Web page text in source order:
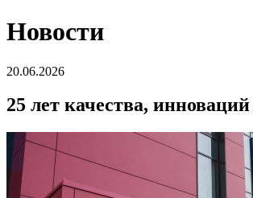
Новости
20.06.2026
25 лет качества,